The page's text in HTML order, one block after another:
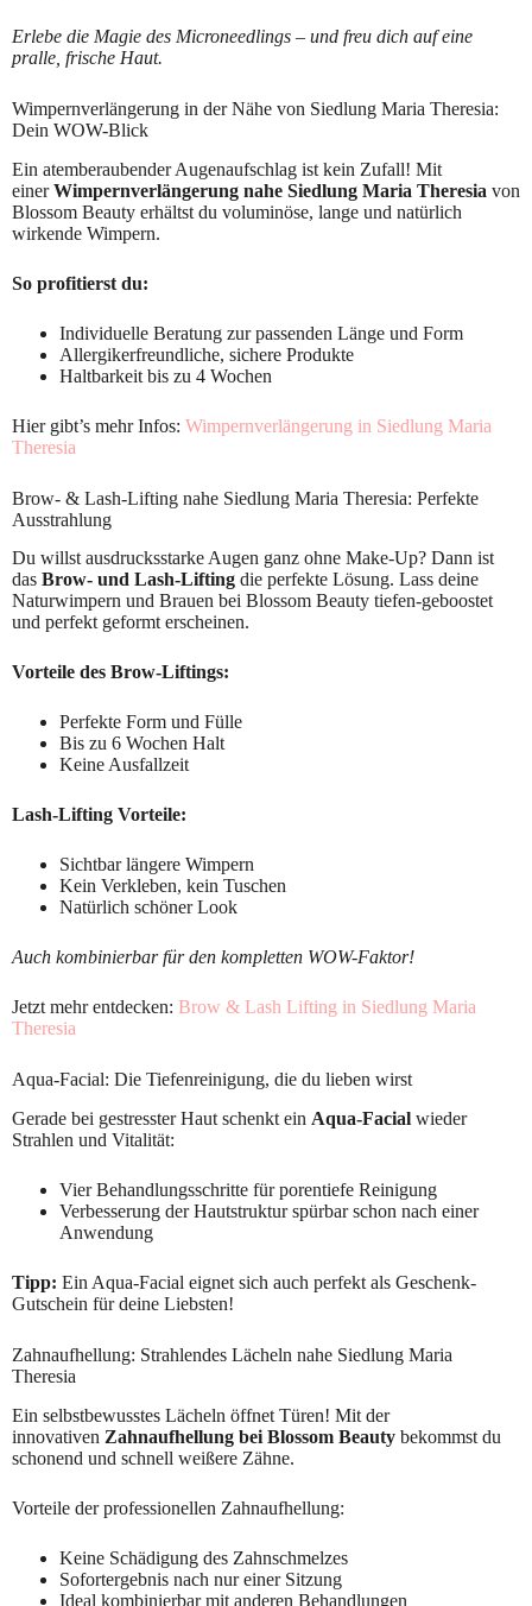
Erlebe die Magie des Microneedlings – und freu dich auf eine
pralle, frische Haut.
Wimpernverlängerung in der Nähe von Siedlung Maria Theresia:
Dein WOW-Blick
Ein atemberaubender Augenaufschlag ist kein Zufall! Mit
einerWimpernverlängerung nahe Siedlung Maria Theresia von
Blossom Beauty erhältst du voluminöse, lange und natürlich
wirkende Wimpern.
So profitierst du:
Individuelle Beratung zur passenden Länge und Form
Allergikerfreundliche, sichere Produkte
Haltbarkeit bis zu 4 Wochen
Hier gibt’s mehr Infos: Wimpernverlängerung in Siedlung Maria
Theresia
Brow- & Lash-Lifting nahe Siedlung Maria Theresia: Perfekte
Ausstrahlung
Du willst ausdrucksstarke Augen ganz ohne Make-Up? Dann ist
das Brow- und Lash-Lifting die perfekte Lösung. Lass deine
Naturwimpern und Brauen bei Blossom Beauty tiefen-geboostet
und perfekt geformt erscheinen.
Vorteile des Brow-Liftings:
Perfekte Form und Fülle
Bis zu 6 Wochen Halt
Keine Ausfallzeit
Lash-Lifting Vorteile:
Sichtbar längere Wimpern
Kein Verkleben, kein Tuschen
Natürlich schöner Look
Auch kombinierbar für den kompletten WOW-Faktor!
Jetzt mehr entdecken: Brow & Lash Lifting in Siedlung Maria
Theresia
Aqua-Facial: Die Tiefenreinigung, die du lieben wirst
Gerade bei gestresster Haut schenkt ein Aqua-Facial wieder
Strahlen und Vitalität:
Vier Behandlungsschritte für porentiefe Reinigung
Verbesserung der Hautstruktur spürbar schon nach einer
Anwendung
Tipp: Ein Aqua-Facial eignet sich auch perfekt als Geschenk-
Gutschein für deine Liebsten!
Zahnaufhellung: Strahlendes Lächeln nahe Siedlung Maria
Theresia
Ein selbstbewusstes Lächeln öffnet Türen! Mit der
innovativen Zahnaufhellung bei Blossom Beauty bekommst du
schonend und schnell weißere Zähne.
Vorteile der professionellen Zahnaufhellung:
Keine Schädigung des Zahnschmelzes
Sofortergebnis nach nur einer Sitzung
Ideal kombinierbar mit anderen Behandlungen